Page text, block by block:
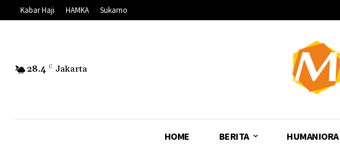
Kabar Haji HAMKA Sukarno
28.4 C Jakarta
HOME BERITA HUMANIORA